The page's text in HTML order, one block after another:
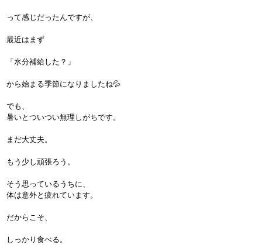
って感じだったんですが、
最近はまず
「水分補給した？」
から始まる季節になりましたね💦
でも、
暑いとついつい無理しがちです。
まだ大丈夫。
もう少し頑張ろう。
そう思っているうちに、
体は意外と疲れています。
だからこそ、
しっかり食べる。